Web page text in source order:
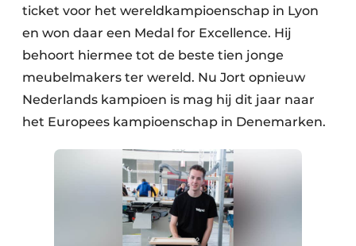
ticket voor het wereldkampioenschap in Lyon
en won daar een Medal for Excellence. Hij
behoort hiermee tot de beste tien jonge
meubelmakers ter wereld. Nu Jort opnieuw
Nederlands kampioen is mag hij dit jaar naar
het Europees kampioenschap in Denemarken.